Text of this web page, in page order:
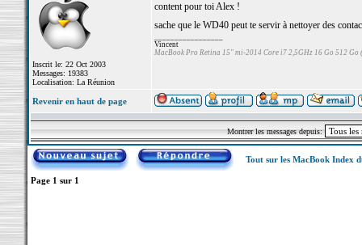
Inscrit le: 22 Oct 2003
Messages: 19383
Localisation: La Réunion
content pour toi Alex !
sache que le WD40 peut te servir à nettoyer des
Vincent
MacBook Pro Retina 15" mi-2014 Core i7 2,5GHz 16 Go 512 Go
Revenir en haut de page
Montrer les messages depuis:
Tout sur les MacBook Index
Page 1 sur 1